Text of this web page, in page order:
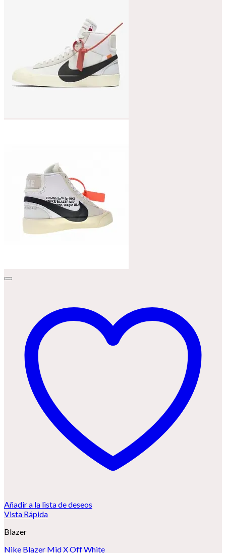
Añadir a la lista de deseos
Vista Rápida
Blazer
Nike Blazer Mid X Off White